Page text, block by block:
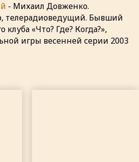
- Михаил Довженко.
телерадиоведущий. Бывший
клуба «Что? Где? Когда?»,
игры весенней серии 2003